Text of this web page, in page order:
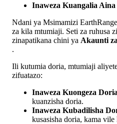
Inaweza Kuangalia Aina
Ndani ya Msimamizi
za kila mtumiaji. Seti za ruhusa
zinapatikana chini ya Akaunti za
.
Ili kutumia doria, mtumiaji
zifuatazo:
Inaweza Kuongeza Doria
kuanzisha doria.
Inaweza Kubadilisha
kusasisha doria, kama vile